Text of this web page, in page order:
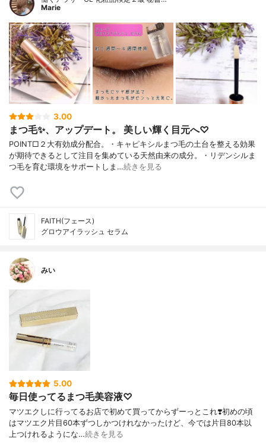
Marie
3.00
まつ毛✨、アップデート。 美しい輝く目元へ♡
POINT□２大有効成分配合。・キャピキシルまつ毛の土台を整える効果
が期待できるとして注目を集めている天然由来の成分。・リデンシルま
つ毛を育む環境をサポートしま…続きを見る
FAITH(フェース)
グロウアイラッシュ セラム
みい
5.00
毎日使ってるまつ毛美容液♡
マツエクしに行ってるお店で初めて買ってからずーっとこれ❣️初めの頃
はマツエク片目60本ずつしかつけれなかったけど、今では片目80本以
上つけれるようにな…続きを見る